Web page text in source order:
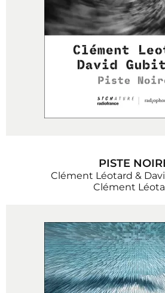
PISTE
Clément Léotard &
Clément